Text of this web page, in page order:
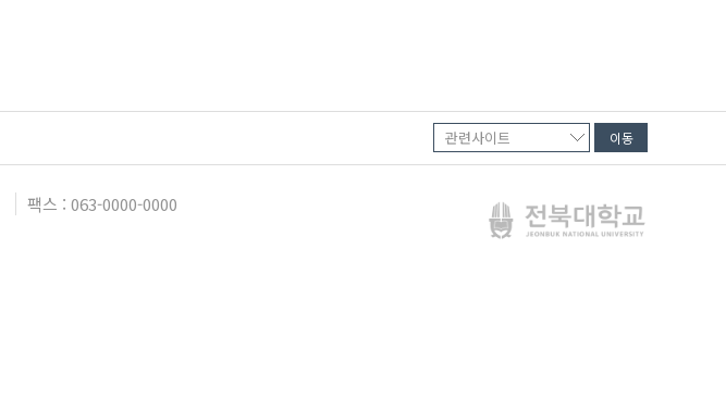
팩스 : 063-0000-0000